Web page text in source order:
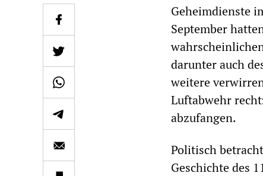
Geheimdienste
September
darunter auch
weitere
Luftabwehr
abzufangen.
Politisch
Geschichte des